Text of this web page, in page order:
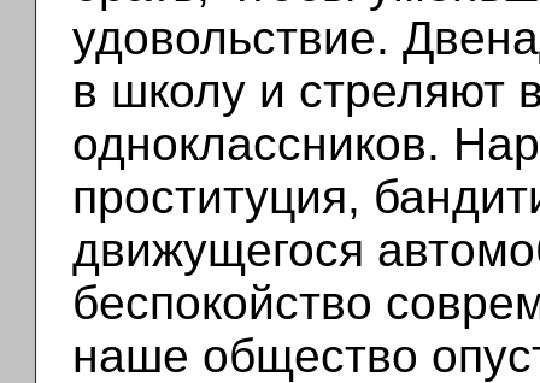
удовольствие.
в школу и стреляют
одноклассников.
проституция,
движущегося
беспокойство
наше общество